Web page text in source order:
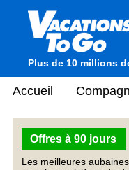
Plus de 10 millions
Accueil
Offres à 90 jours
Les meilleures